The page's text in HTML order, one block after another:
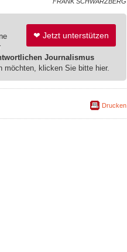
❤ Jetzt unterstützen
Journalismus
möchten, klicken Sie bitte hier.
Drucken